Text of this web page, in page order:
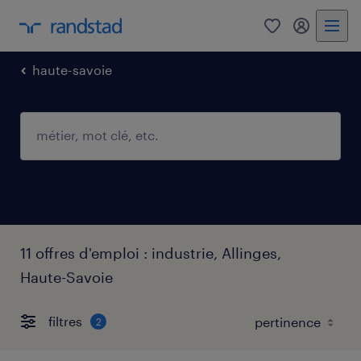
0 mon
haute-savoie
11 offres d'emploi : industrie, Allinges,
Haute-Savoie
filtres 2